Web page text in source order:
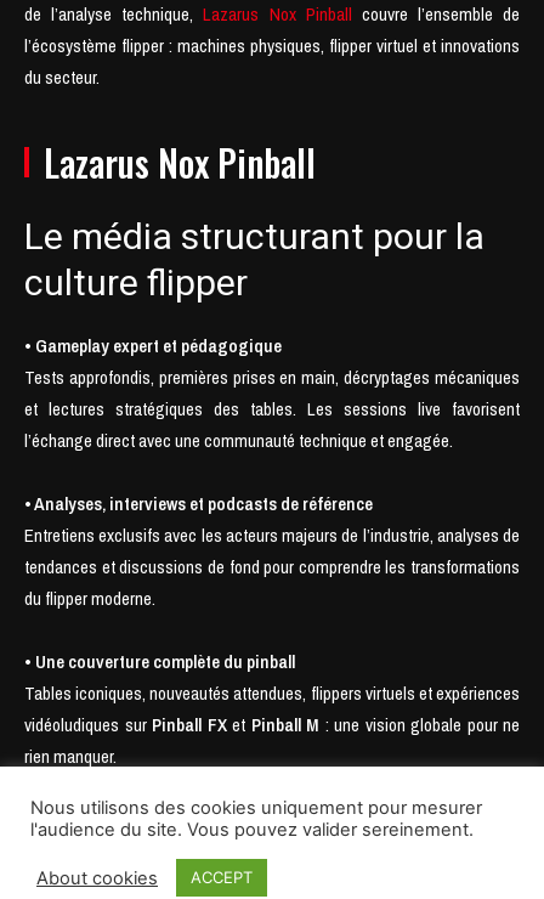
de l’analyse technique,Lazarus Nox Pinball couvre l’ensemble de
l’écosystème flipper : machines physiques, flipper virtuel et innovations
du secteur.
Lazarus Nox Pinball
Le média structurant pour la
culture flipper
• Gameplay expert et pédagogique
Tests approfondis, premières prises en main, décryptages mécaniques
et lectures stratégiques des tables. Les sessions live favorisent
l’échange direct avec une communauté technique et engagée.
• Analyses, interviews et podcasts de référence
Entretiens exclusifs avec les acteurs majeurs de l’industrie, analyses de
tendances et discussions de fond pour comprendre les transformations
du flipper moderne.
• Une couverture complète du pinball
Tables iconiques, nouveautés attendues, flippers virtuels et expériences
vidéoludiques sur Pinball FXet Pinball M : une vision globale pour ne
rien manquer.
© 2025- SAS Pinball Mag., Nudge Pinball, Pin Enhancer, Pinball Is Not Dead
Nous utilisons des cookies uniquement pour mesurer
l'audience du site. Vous pouvez valider sereinement.
About cookies ACCEPT